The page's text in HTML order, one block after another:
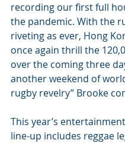
recording our first full
the pandemic. With the
riveting as ever, Hong
once again thrill the
over the coming three
another weekend of
rugby revelry” Brooke
This year’s
line-up includes reggae